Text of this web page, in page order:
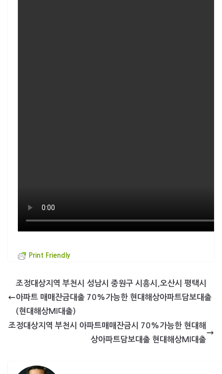
Print Friendly
조정대상지역 부천시 성남시 중원구 시흥시,오산시 평택시
아파트 매매잔금대출 70%가능한 현대해상아파트담보대출
(현대해상MI대출)
조정대상지역 부천시 아파트매매잔금시 70%가능한 현대해
상아파트담보대출 현대해상MI대출